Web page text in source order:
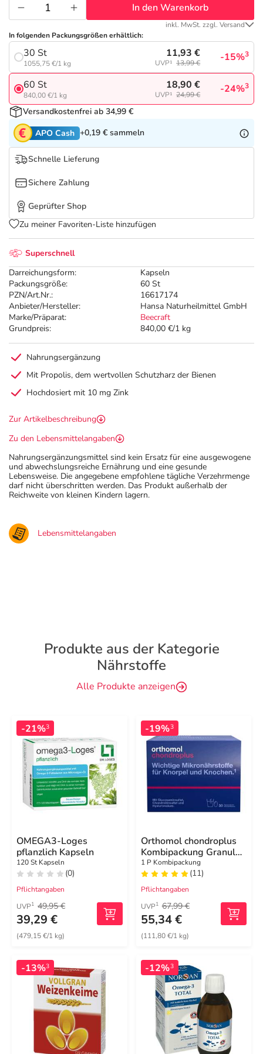
Tierapotheke
Vitamine & Mineralstoffe
Marken
Salus Deals
Superschnell
Darreichungsform:
Kapseln
Packungsgröße:
60 St
PZN/Art.Nr.:
16617174
Anbieter/Hersteller:
Hansa Naturheilmittel GmbH
Marke/Präparat:
Beecraft
Grundpreis:
840,00 €/1 kg
In den Warenkorb
inkl. MwSt. zzgl. Versand
In folgenden Packungsgrößen erhältlich:
30 St
1055,75 €/1 kg
11,93 €
UVP¹ 13,99 € -15%3
60 St
840,00 €/1 kg
18,90 €
UVP¹ 24,99 € -24%3
Versandkostenfrei ab 34,99 €
APO Cash +0,19 € sammeln
Schnelle Lieferung
Sichere Zahlung
Geprüfter Shop
Zu meiner Favoriten-Liste hinzufügen
Nahrungsergänzung
Mit Propolis, dem wertvollen Schutzharz der Bienen
Hochdosiert mit 10 mg Zink
Zur Artikelbeschreibung
Zu den Lebensmittelangaben
Nahrungsergänzungsmittel sind kein Ersatz für eine ausgewogene
und abwechslungsreiche Ernährung und eine gesunde
Lebensweise. Die angegebene empfohlene tägliche Verzehrmenge
darf nicht überschritten werden. Das Produkt außerhalb der
Reichweite von kleinen Kindern lagern.
Lebensmittelangaben
Produkte aus der Kategorie
Nährstoffe
Alle Produkte anzeigen
-21%3
OMEGA3-Loges
pflanzlich Kapseln
120 St Kapseln
(0)
Pflichtangaben
UVP1 49,95 €
39,29 €
(479,15 €/1 kg)
-19%3
Orthomol chondroplus
Kombipackung Granulat
/ Kapseln
1 P Kombipackung
(11)
Pflichtangaben
UVP1 67,99 €
55,34 €
(111,80 €/1 kg)
-13%3 -12%3